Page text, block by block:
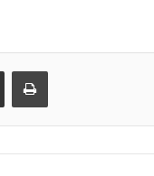
E-Posta ile paylaş Yazdır